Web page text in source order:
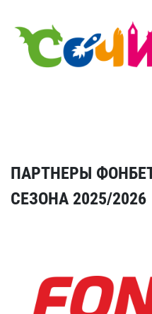
ПАРТНЕРЫ
СЕЗОНА 2025/2026